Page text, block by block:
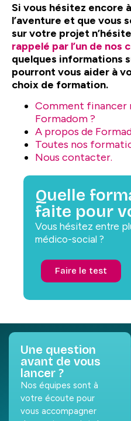
Si vous hésitez encore
l’aventure et que vous
sur votre projet
rappelé par l’un de nos
quelques informations
pourront vous aider à
choix de formation.
Comment financer
Formadom ?
A propos de
Toutes nos
Nous contacter.
Quelle
faite pour
Vous hésitez entre
médico-social ?
Faire le test
Une question
avant de vous
lancer ?
Nos équipes sont à
votre écoute pour
vous accompagner